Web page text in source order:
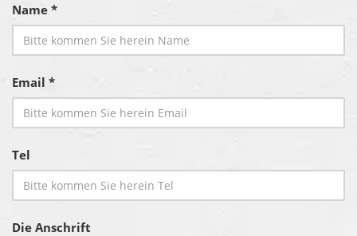
Name *
Email *
Tel
Die Anschrift